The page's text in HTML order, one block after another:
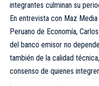
integrantes culminan su
En entrevista con Maz
Peruano de Economía,
del banco emisor no
también de la calidad
consenso de quienes